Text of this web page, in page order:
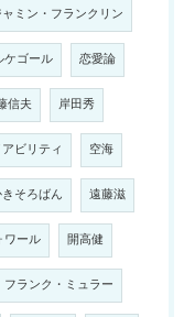
ミン・フランクリン
ケゴール 恋愛論
信夫 岸田秀
ビリティ 空海
そろばん 遠藤滋
ワール 開高健
フランク・ミュラー